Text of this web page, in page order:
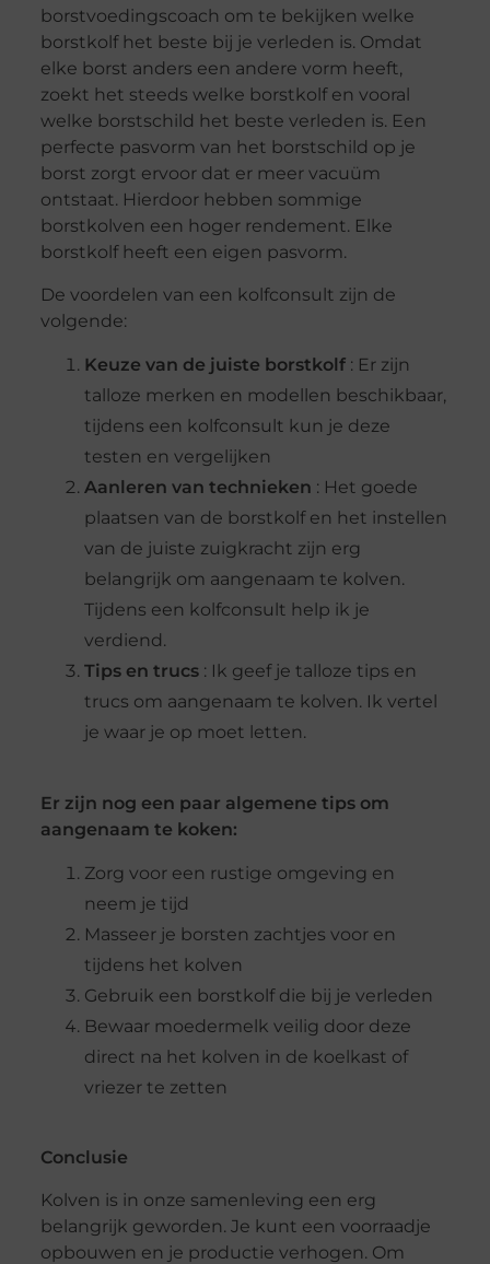
borstvoedingscoach om te bekijken welke
borstkolf het beste bij je verleden is. Omdat
elke borst anders een andere vorm heeft,
zoekt het steeds welke borstkolf en vooral
welke borstschild het beste verleden is. Een
perfecte pasvorm van het borstschild op je
borst zorgt ervoor dat er meer vacuüm
ontstaat. Hierdoor hebben sommige
borstkolven een hoger rendement. Elke
borstkolf heeft een eigen pasvorm.
De voordelen van een kolfconsult zijn de
volgende:
Keuze van de juiste borstkolf: Er zijn
talloze merken en modellen beschikbaar,
tijdens een kolfconsult kun je deze
testen en vergelijken
Aanleren van technieken : Het goede
plaatsen van de borstkolf en het instellen
van de juiste zuigkracht zijn erg
belangrijk om aangenaam te kolven.
Tijdens een kolfconsult help ik je
verdiend.
Tips en trucs: Ik geef je talloze tips en
trucs om aangenaam te kolven. Ik vertel
je waar je op moet letten.
Er zijn nog een paar algemene tips om
aangenaam te koken:
Zorg voor een rustige omgeving en
neem je tijd
Masseer je borsten zachtjes voor en
tijdens het kolven
Gebruik een borstkolf die bij je verleden
Bewaar moedermelk veilig door deze
direct na het kolven in de koelkast of
vriezer te zetten
Conclusie
Kolven is in onze samenleving een erg
belangrijk geworden. Je kunt een voorraadje
opbouwen en je productie verhogen. Om